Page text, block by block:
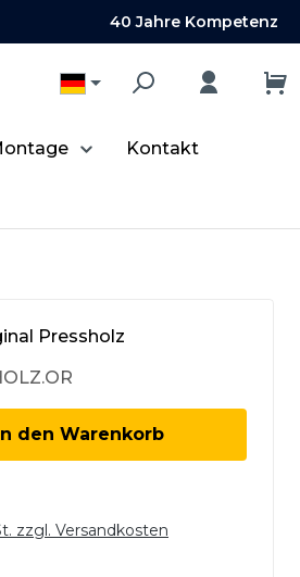
40 Jahre Kompetenz
Kontakt
Pressholz
den gewünschten
In den Warenkorb
zzgl. Versandkosten